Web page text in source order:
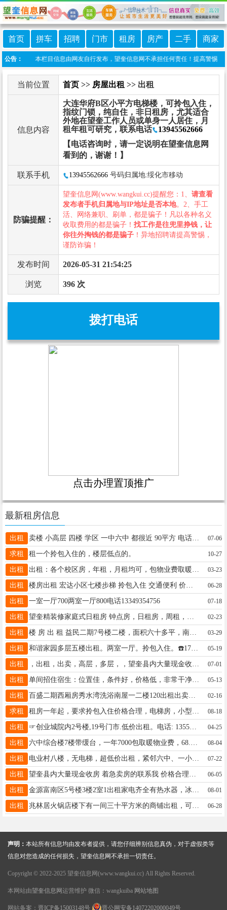
首页 拼车 招聘 门市 租房 房产 二手 商家
公告：
责声明：本栏目信息由网友自行发布，望奎信息网不承担任何责任！提高警惕，
当前位置 首页 >> 房屋出租 >> 出租
信息内容
大连华府B区小平方电梯楼，可拎包入住，
指纹门锁，纯自住，非日租房，尤其适合
外地在望奎工作人员或单身一人居住，月
租年租可研究，联系电话
13945562666
【电话咨询时，请一定说明在望奎信息网
看到的，谢谢！】
联系手机 13945562666 号码归属地:绥化市移动
防骗提醒：
望奎信息网(www.wangkui.cc)提醒您：1、 请查看
发布者手机归属地与IP地址是否本地。2、手工
活、网络兼职、刷单，都是骗子！凡以各种名义
收取费用的都是骗子！ 找工作是往兜里挣钱，让
你往外掏钱的都是骗子 ！异地招聘请提高警惕，
谨防诈骗！
发布时间 2026-05-31 21:54:25
浏览 396 次
拨打电话
点击办理置顶推广
最新租房信息
出租 卖楼 小高层 四楼 学区 一中六中 都很近 90平方 电话 18445538210 中介勿扰 07-06
求租 租一个拎包入住的，楼层低点的。 10-27
出租 03-23
出租 06-28
出租 一室一厅700两室一厅800电话13349354756 07-18
出租 02-23
出租 楼 房 出 租 益民二期7号楼二楼，面积六十多平，南北通透，紧邻三中，一中，六小，附近有林枫广场，适合陪读，电话：13555339800 03-29
出租 和谐家园多层五楼出租。两室一厅。拎包入住。☎️17645539725 05-19
出租 07-01
出租 单间招住宿生：位置佳，条件好，价格低，非常干净舒适，有家的感觉！电话13214550605 05-13
出租 百盛二期西厢房秀水湾洗浴南屋一二楼120出租出卖，价格优惠。13846765642 02-16
求租 08-18
出租 ☞创业城院内2号楼,19号门市.低价出租。 ​电话: 13555339539 微信同步 价格可谈 04-25
出租 08-04
出租 电业村八楼，无电梯，超低价出租，紧邻六中、一小学、正街，室内有冰箱、电视、洗衣机，整年租，非诚勿扰！电话:18724366036 07-22
出租 06-05
出租 08-01
出租 06-28
声明： 本站所有信息均由发布者提供，请您仔细辨别信息真伪，对于虚假类等
信息对您造成的任何损失，望奎信息网不承担一切责任。
Copyright © 2022-2025 望奎信息网(www.wangkui.cc) All Rights Reserved.
本网站由望奎信息网 运营维护 微信：wangkuiba 网站地图
网站备案： 晋ICP备15003148号 晋公网安备14072202000049号